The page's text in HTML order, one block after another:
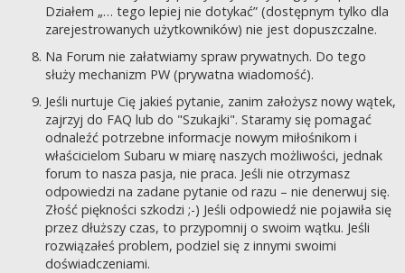
Działem „… tego lepiej nie dotykać” (dostępnym tylko dla
zarejestrowanych użytkowników) nie jest dopuszczalne.
Na Forum nie załatwiamy spraw prywatnych. Do tego
służy mechanizm PW (prywatna wiadomość).
Jeśli nurtuje Cię jakieś pytanie, zanim założysz nowy wątek,
zajrzyj do FAQ lub do "Szukajki". Staramy się pomagać
odnaleźć potrzebne informacje nowym miłośnikom i
właścicielom Subaru w miarę naszych możliwości, jednak
forum to nasza pasja, nie praca. Jeśli nie otrzymasz
odpowiedzi na zadane pytanie od razu – nie denerwuj się.
Złość piękności szkodzi ;-) Jeśli odpowiedź nie pojawiła się
przez dłuższy czas, to przypomnij o swoim wątku. Jeśli
rozwiązałeś problem, podziel się z innymi swoimi
doświadczeniami.